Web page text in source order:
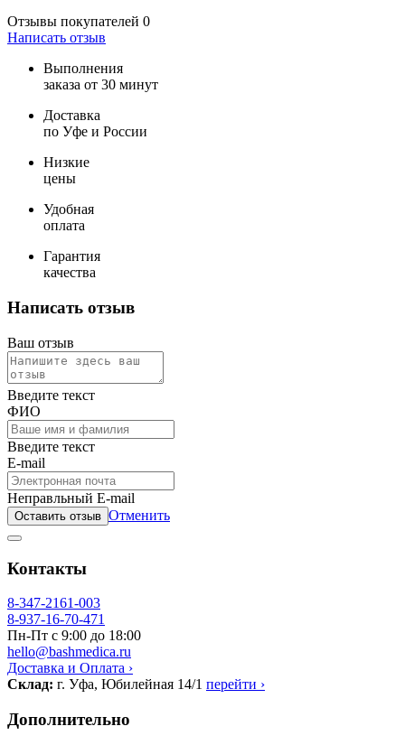
Отзывы покупателей 0
Написать отзыв
Выполнения
заказа от 30 минут
Доставка
по Уфе и России
Низкие
цены
Удобная
оплата
Гарантия
качества
Написать отзыв
Ваш отзыв
Введите текст
ФИО
Введите текст
E-mail
Неправльный E-mail
Оставить отзыв Отменить
Контакты
8-347-2161-003
8-937-16-70-471
Пн-Пт с 9:00 до 18:00
hello@bashmedica.ru
Доставка и Оплата ›
Склад: г. Уфа, Юбилейная 14/1 перейти ›
Дополнительно